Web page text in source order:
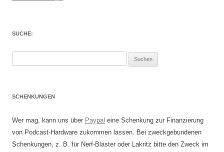
SUCHE:
SCHENKUNGEN
Wer mag, kann uns über Paypal eine Schenkung zur Finanzierung
von Podcast-Hardware zukommen lassen. Bei zweckgebundenen
Schenkungen, z. B. für Nerf-Blaster oder Lakritz bitte den Zweck im